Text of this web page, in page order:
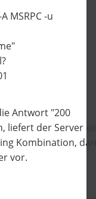
MSRPC -u
Antwort "200
liefert der Server
Kombination,
vor.